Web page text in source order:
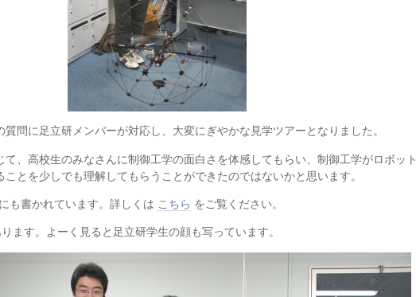
問に足立研メンバーが対応し、大変にぎやかな見学ツアーとなりました。
、高校生のみなさんに制御工学の面白さを体感してもらい、制御工学がロボッ
とを少しでも理解してもらうことができたのではないかと思います。
も書かれています。詳しくは こちら をご覧ください。
ます。よーく見ると足立研学生の顔も写っています。